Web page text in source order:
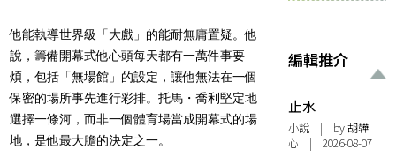
他能執導世界級「大戲」的能耐無庸置疑。他
說，籌備開幕式他心頭每天都有一萬件事要
煩，包括「無場館」的設定，讓他無法在一個
保密的場所事先進行彩排。托馬・喬利堅定地
選擇一條河，而非一個體育場當成開幕式的場
地，是他最大膽的決定之一。
編輯推介
止水
小說 | by 胡韡
心 | 2026-08-07